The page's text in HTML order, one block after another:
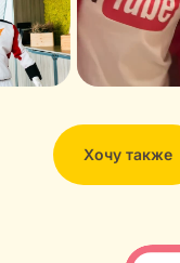
Хочу также